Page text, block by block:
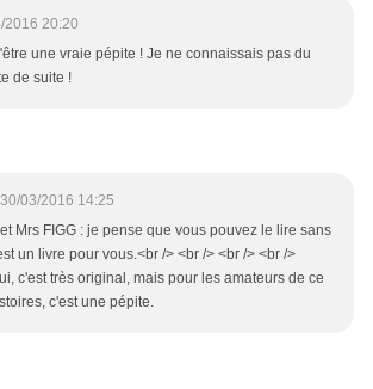
2016 20:20
une vraie pépite ! Je ne connaissais pas du
de suite !
30/03/2016 14:25
Mrs FIGG : je pense que vous pouvez le lire sans
un livre pour vous.<br /> <br /> <br /> <br />
c'est très original, mais pour les amateurs de ce
c'est une pépite.